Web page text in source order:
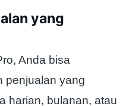
yang
Anda bisa
penjualan yang
harian, bulanan, atau